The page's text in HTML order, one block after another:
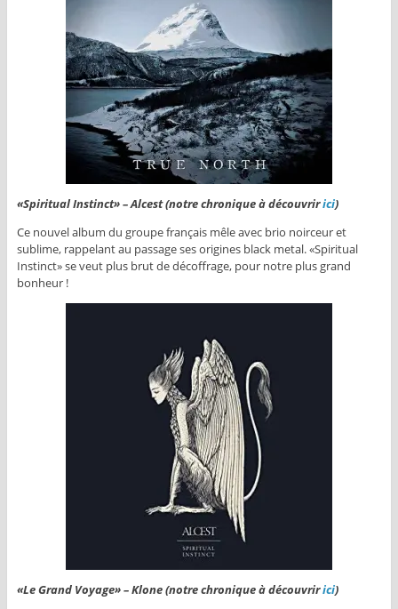
«Spiritual Instinct» – Alcest (notre chronique à découvririci)
Ce nouvel album du groupe français mêle avec brio noirceur et
sublime, rappelant au passage ses origines black metal. «Spiritual
Instinct» se veut plus brut de décoffrage, pour notre plus grand
bonheur !
«Le Grand Voyage» – Klone (notre chronique à découvririci)